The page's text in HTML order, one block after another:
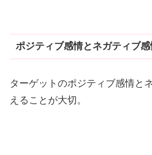
ポジティブ感情とネガティブ
ターゲットのポジティブ感情と
えることが大切。